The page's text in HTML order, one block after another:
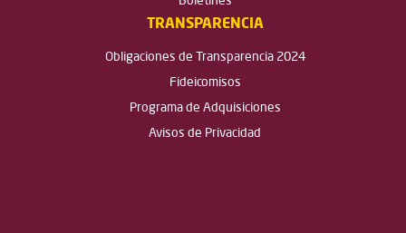
TRANSPARENCIA
Obligaciones de Transparencia 2024
Fideicomisos
Programa de Adquisiciones
Avisos de Privacidad